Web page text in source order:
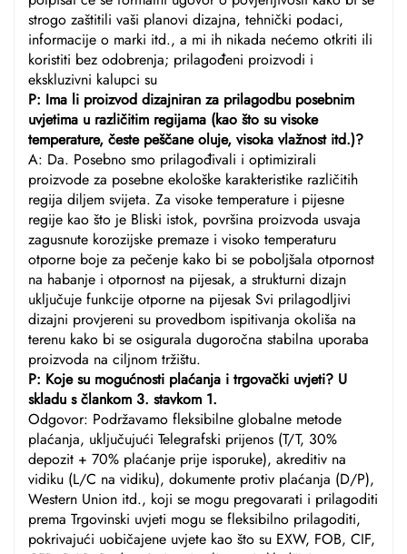
strogo zaštitili vaši planovi dizajna, tehnički podaci,
informacije o marki itd., a mi ih nikada nećemo otkriti ili
koristiti bez odobrenja; prilagođeni proizvodi i
ekskluzivni kalupci su
P: Ima li proizvod dizajniran za prilagodbu posebnim
uvjetima u različitim regijama (kao što su visoke
temperature, česte peščane oluje, visoka vlažnost itd.)?
A: Da. Posebno smo prilagođivali i optimizirali
proizvode za posebne ekološke karakteristike različitih
regija diljem svijeta. Za visoke temperature i pijesne
regije kao što je Bliski istok, površina proizvoda usvaja
zagusnute korozijske premaze i visoko temperaturu
otporne boje za pečenje kako bi se poboljšala otpornost
na habanje i otpornost na pijesak, a strukturni dizajn
uključuje funkcije otporne na pijesak Svi prilagodljivi
dizajni provjereni su provedbom ispitivanja okoliša na
terenu kako bi se osigurala dugoročna stabilna uporaba
proizvoda na ciljnom tržištu.
P: Koje su mogućnosti plaćanja i trgovački uvjeti? U
skladu s člankom 3. stavkom 1.
Odgovor: Podržavamo fleksibilne globalne metode
plaćanja, uključujući Telegrafski prijenos (T/T, 30%
depozit + 70% plaćanje prije isporuke), akreditiv na
vidiku (L/C na vidiku), dokumente protiv plaćanja (D/P),
Western Union itd., koji se mogu pregovarati i prilagoditi
prema Trgovinski uvjeti mogu se fleksibilno prilagoditi,
pokrivajući uobičajene uvjete kao što su EXW, FOB, CIF,